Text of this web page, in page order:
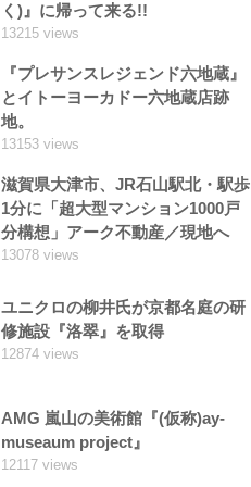
く)』に帰って来る!!
13215 views
『プレサンスレジェンド六地蔵』
とイトーヨーカドー六地蔵店跡
地。
13153 views
滋賀県大津市、JR石山駅北・駅歩
1分に「超大型マンション1000戸
分構想」アーク不動産／現地へ
13078 views
ユニクロの柳井氏が京都名庭の研
修施設『洛翠』を取得
12874 views
AMG 嵐山の美術館『(仮称)ay-
museaum project』
12117 views